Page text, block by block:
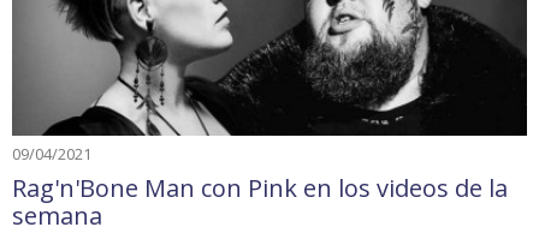
09/04/2021
Rag'n'Bone Man con Pink en los videos de la
semana